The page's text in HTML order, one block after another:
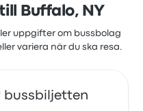
Buffalo, NY
uppgifter om bussbolag
variera när du ska resa.
bussbiljetten